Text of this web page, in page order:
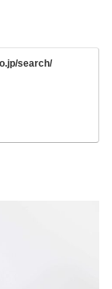
search/